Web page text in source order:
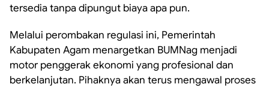
tersedia tanpa dipungut biaya apa pun.
Melalui perombakan regulasi ini, Pemerintah
Kabupaten Agam menargetkan BUMNag menjadi
motor penggerak ekonomi yang profesional dan
berkelanjutan. Pihaknya akan terus mengawal proses